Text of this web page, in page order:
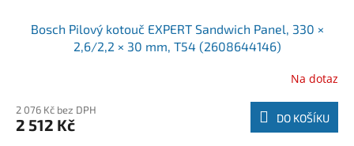
Bosch Pilový kotouč EXPERT Sandwich Panel, 330 ×
2,6/2,2 × 30 mm, T54 (2608644146)
Na dotaz
2 076 Kč bez DPH
2 512 Kč DO KOŠÍKU